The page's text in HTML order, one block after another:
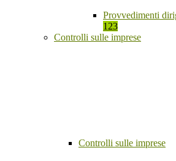
Provvedimenti
123
Controlli sulle imprese
Controlli sulle imprese